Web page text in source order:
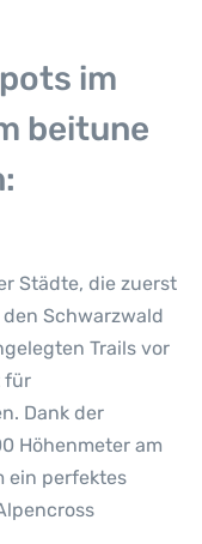
im
beitune
Städte, die zuerst
Schwarzwald
Trails vor
für
Dank der
Höhenmeter am
ein perfektes